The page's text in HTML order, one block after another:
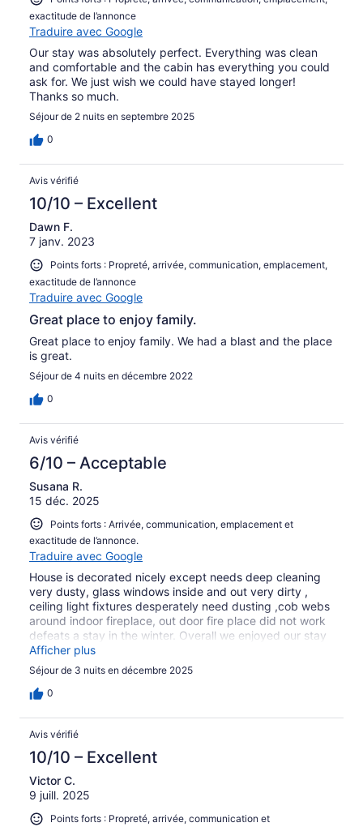
exactitude de l’annonce
Traduire avec Google
Our stay was absolutely perfect. Everything was clean
and comfortable and the cabin has everything you could
ask for. We just wish we could have stayed longer!
Thanks so much.
Séjour de 2 nuits en septembre 2025
0
Avis vérifié
10/10 – Excellent
Dawn F.
7 janv. 2023
Points forts : Propreté, arrivée, communication, emplacement,
exactitude de l’annonce
Traduire avec Google
Great place to enjoy family.
Great place to enjoy family. We had a blast and the place
is great.
Séjour de 4 nuits en décembre 2022
0
Avis vérifié
6/10 – Acceptable
Susana R.
15 déc. 2025
Points forts : Arrivée, communication, emplacement et
exactitude de l’annonce.
Traduire avec Google
House is decorated nicely except needs deep cleaning
very dusty, glass windows inside and out very dirty ,
ceiling light fixtures desperately need dusting ,cob webs
around indoor fireplace, out door fire place did not work
defeats a stay in the winter. Overall we enjoyed our stay
hockey table was awesome. Beds were comfortable
Afficher plus
Séjour de 3 nuits en décembre 2025
0
Avis vérifié
10/10 – Excellent
Victor C.
9 juill. 2025
Points forts : Propreté, arrivée, communication et